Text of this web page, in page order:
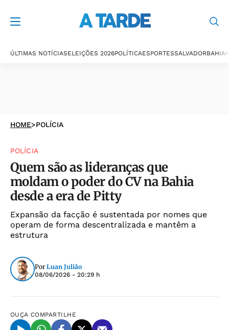
ÚLTIMAS NOTÍCIASELEIÇÕES 2026POLÍTICAESPORTESSALVADORBAHIA
HOME>POLÍCIA
POLÍCIA
Quem são as lideranças que
moldam o poder do CV na Bahia
desde a era de Pitty
Expansão da facção é sustentada por nomes que
operam de forma descentralizada e mantêm a
estrutura
Por Luan Julião
08/06/2026 - 20:29 h
OUÇA COMPARTILHE